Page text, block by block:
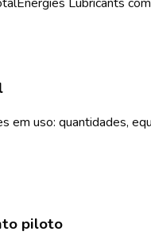
em uso: quantidades,
piloto